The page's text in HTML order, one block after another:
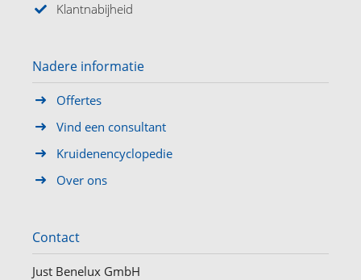
Klantnabijheid
Nadere informatie
Offertes
Vind een consultant
Kruidenencyclopedie
Over ons
Contact
Just Benelux GmbH